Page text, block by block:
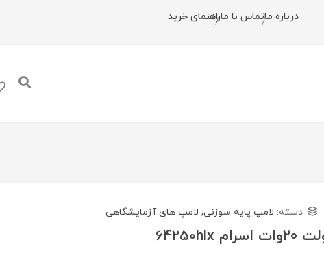
درباره ما/تماس با ما/
راهنمای خرید
دسته: لامپ پایه سوزنی, لامپ های آزمایشگاهی